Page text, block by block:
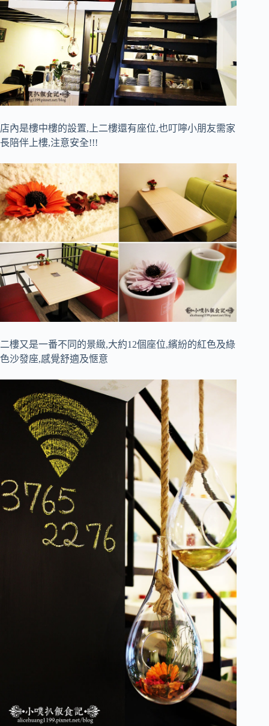
店內是樓中樓的設置,上二樓還有座位,也叮嚀小朋友需家
長陪伴上樓,注意安全!!!
二樓又是一番不同的景緻,大約12個座位,繽紛的紅色及綠
色沙發座,感覺舒適及愜意